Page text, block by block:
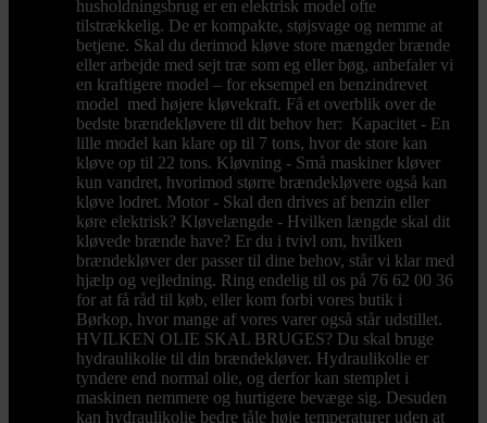
husholdningsbrug er en elektrisk model ofte
tilstrækkelig. De er kompakte, støjsvage og nemme at
betjene. Skal du derimod kløve store mængder brænde
eller arbejde med sejt træ som eg eller bøg, anbefaler vi
en kraftigere model – for eksempel en benzindrevet
model med højere kløvekraft. Få et overblik over de
bedste brændekløvere til dit behov her: Kapacitet - En
lille model kan klare op til 7 tons, hvor de store kan
kløve op til 22 tons. Kløvning - Små maskiner kløver
kun vandret, hvorimod større brændekløvere også kan
kløve lodret. Motor - Skal den drives af benzin eller
køre elektrisk? Kløvelængde - Hvilken længde skal dit
kløvede brænde have? Er du i tvivl om, hvilken
brændekløver der passer til dine behov, står vi klar med
hjælp og vejledning. Ring endelig til os på 76 62 00 36
for at få råd til køb, eller kom forbi vores butik i
Børkop, hvor mange af vores varer også står udstillet.
HVILKEN OLIE SKAL BRUGES? Du skal bruge
hydraulikolie til din brændekløver. Hydraulikolie er
tyndere end normal olie, og derfor kan stemplet i
maskinen nemmere og hurtigere bevæge sig. Desuden
kan hydraulikolie bedre tåle høje temperaturer uden at